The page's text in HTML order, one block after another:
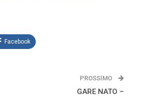
Facebook
PROSSIMO
GARE NATO –